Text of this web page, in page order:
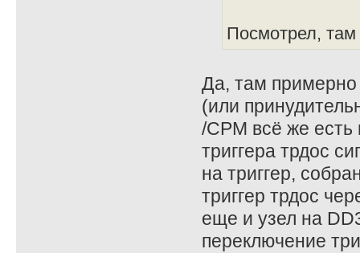
Посмотрел,
Да, там примерно
(или
/CPM всё же
триггера трдос
на триггер,
триггер трдос
еще и узел на
переключение